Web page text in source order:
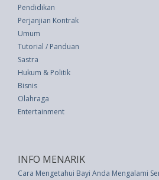
Pendidikan
Perjanjian Kontrak
Umum
Tutorial / Panduan
Sastra
Hukum & Politik
Bisnis
Olahraga
Entertainment
INFO MENARIK
Cara Mengetahui Bayi Anda Mengalami